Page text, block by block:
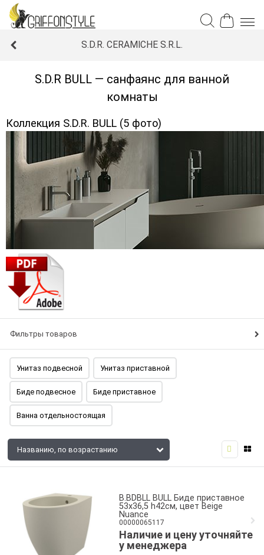
S.D.R. CERAMICHE S.R.L.
S.D.R BULL — санфаянс для ванной
комнаты
Коллекция S.D.R. BULL (5 фото)
Фильтры товаров
Унитаз подвесной Унитаз приставной
Биде подвесное Биде приставное
Ванна отдельностоящая
B.BDBLL BULL Биде приставное
53x36,5 h42см, цвет Beige
Nuance
00000065117
Наличие и цену уточняйте
у менеджера